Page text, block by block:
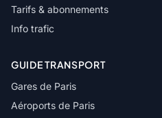
Tarifs & abonnements
Info trafic
GUIDE TRANSPORT
Gares de Paris
Aéroports de Paris